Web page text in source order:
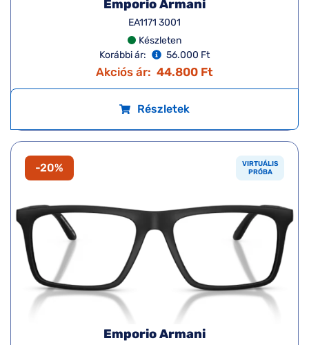
Emporio Armani
EA1171 3001
Készleten
Korábbi ár:
56.000 Ft
Akciós ár: 44.800 Ft
Részletek
-20%
VIRTUÁLIS
PRÓBA
Emporio Armani